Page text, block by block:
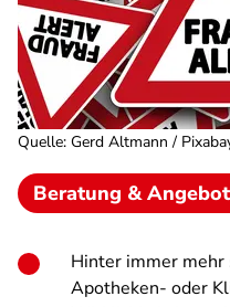
Quelle: Gerd Altmann /
Beratung &
Hinter immer mehr
Apotheken- oder